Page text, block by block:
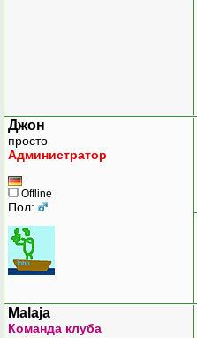
Джон
просто
Администратор
Offline
Пол:
Malaja
Команда клуба